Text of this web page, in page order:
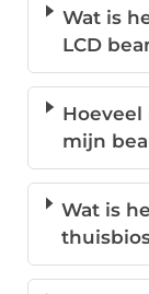
Wat is
LCD
mijn
Wat is